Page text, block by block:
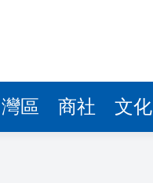
灣區 商社 文化